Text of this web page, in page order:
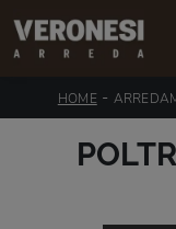
HOME -